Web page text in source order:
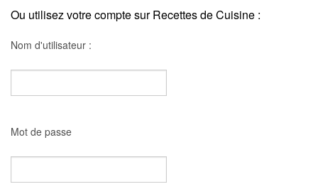
Ou utilisez votre compte sur Recettes de Cuisine :
Nom d'utilisateur :
Mot de passe